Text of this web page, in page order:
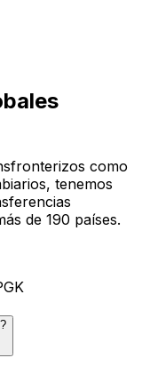
como
tenemos
de 190 países.